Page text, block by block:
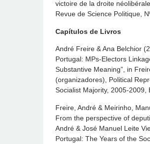
victoire de la droite
Revue de Science Politique,
Capítulos de Livros
André Freire & Ana Belchior
Portugal: MPs-Electors
Substantive Meaning”, in
(organizadores), Political
Socialist Majority, 2005-2009,
Freire, André & Meirinho,
From the perspective of
André & José Manuel Leite
Portugal: The Years of the